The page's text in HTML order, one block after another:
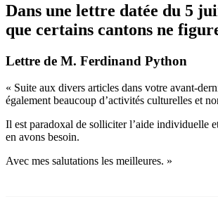
Dans une lettre datée du 5
que certains cantons ne
Lettre de M. Ferdinand Python
« Suite aux divers articles dans votre avant-
également beaucoup d’activités culturelles et
Il est paradoxal de solliciter l’aide individuelle
en avons besoin.
Avec mes salutations les meilleures. »